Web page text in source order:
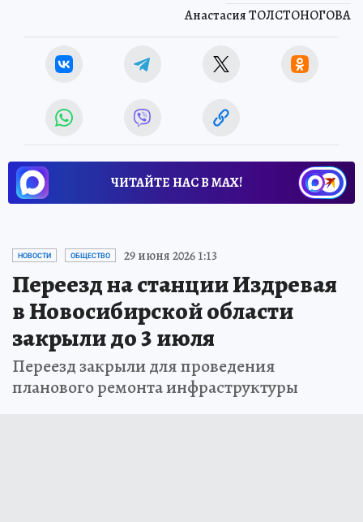
Анастасия ТОЛСТОНОГОВА
ЧИТАЙТЕ НАС В МАХ!
НОВОСТИ ОБЩЕСТВО 29 июня 2026 1:13
Переезд на станции Издревая
в Новосибирской области
закрыли до 3 июля
Переезд закрыли для проведения
планового ремонта инфраструктуры